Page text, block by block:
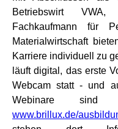
Betriebswirt
Fachkaufmann für
Materialwirtschaft
Karriere individuell zu
läuft digital, das erste
Webcam statt - und
Webinare sind
www.brillux.de/